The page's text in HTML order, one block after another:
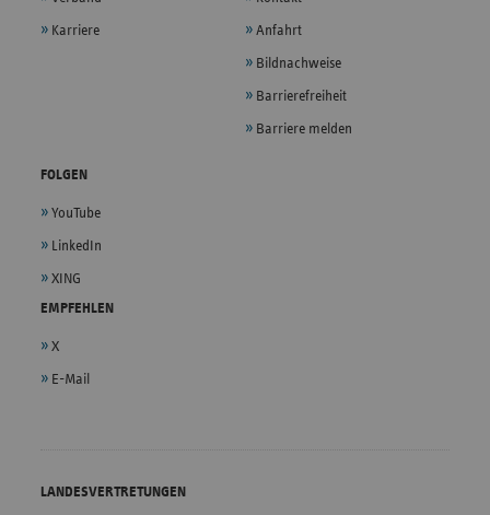
Karriere Anfahrt
Bildnachweise
Barrierefreiheit
Barriere melden
FOLGEN
YouTube
LinkedIn
XING
EMPFEHLEN
X
E-Mail
LANDESVERTRETUNGEN